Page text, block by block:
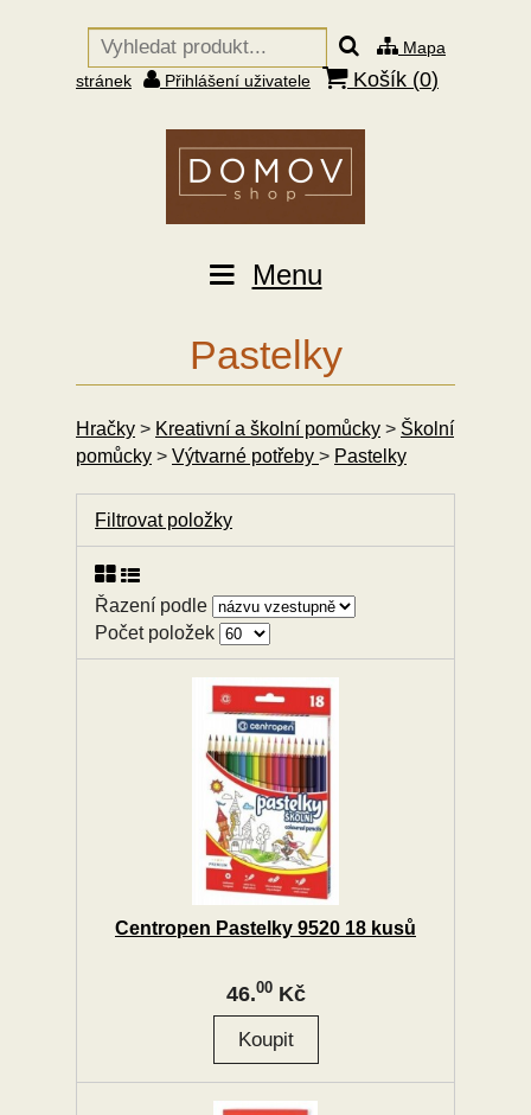
Mapa
stránek
Přihlášení uživatele Košík (0)
Menu
Pastelky
Hračky > Kreativní a školní pomůcky > Školní
pomůcky > Výtvarné potřeby > Pastelky
Filtrovat položky
Řazení podle
Počet položek
Centropen Pastelky 9520 18 kusů
46.00Kč